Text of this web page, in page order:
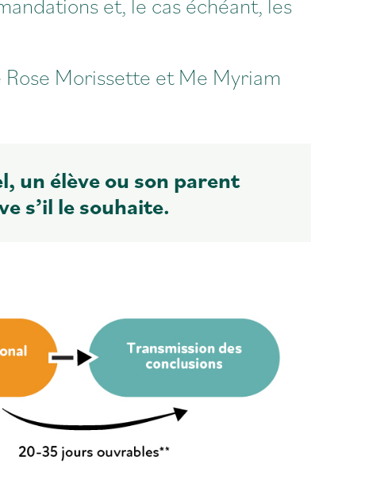
Rose Morissette et Me Myriam
un élève ou son parent
s’il le souhaite.